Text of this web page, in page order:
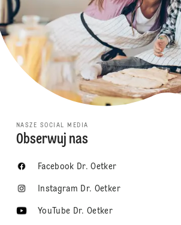
NASZE SOCIAL MEDIA
Obserwuj nas
Facebook Dr. Oetker
Instagram Dr. Oetker
YouTube Dr. Oetker